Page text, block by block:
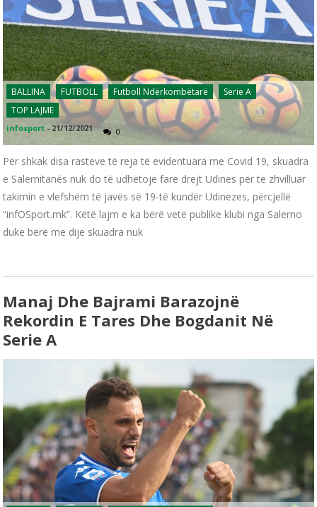
BALLINA FUTBOLL Futboll Ndërkombëtarë
Serie A
TOP LAJME
infosport - 21/12/2021 0
Për shkak disa rasteve të reja të evidentuara me Covid 19, skuadra
e Salernitanës nuk do të udhëtojë fare drejt Udines për të zhvilluar
takimin e vlefshëm të javës së 19-të kundër Udinezes, përcjellë
“infOSport.mk”. Këtë lajm e ka bërë vetë publike klubi nga Salerno
duke bërë me dije skuadra nuk
Manaj Dhe Bajrami Barazojnë
Rekordin E Tares Dhe Bogdanit Në
Serie A